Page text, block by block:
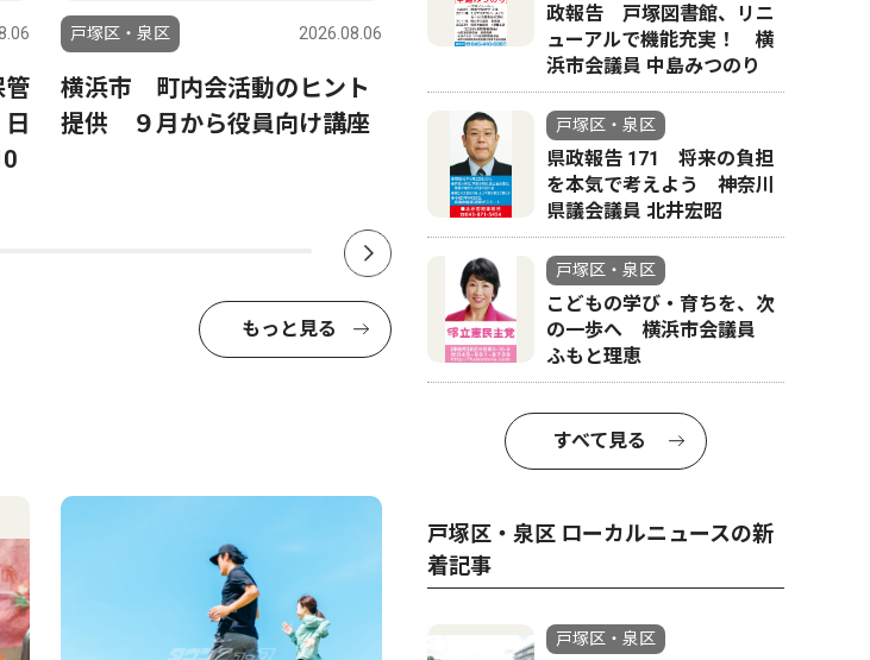
戸塚区・泉区 2026.08.06
横浜市 町内会活動のヒント
提供 ９月から役員向け講座
戸塚区・泉区 2026.08.06
山中市長の言動「パワハラ」
認定 第三者調査委員が結果
公表
下和泉
もっと見る
政報告 戸塚図書館、リニ
ューアルで機能充実！ 横
浜市会議員 中島みつのり
戸塚区・泉区
県政報告 171 将来の負担
を本気で考えよう 神奈川
県議会議員 北井宏昭
戸塚区・泉区
こどもの学び・育ちを、次
の一歩へ 横浜市会議員
ふもと理恵
すべて見る
戸塚区・泉区 ローカルニュースの新
着記事
戸塚区・泉区